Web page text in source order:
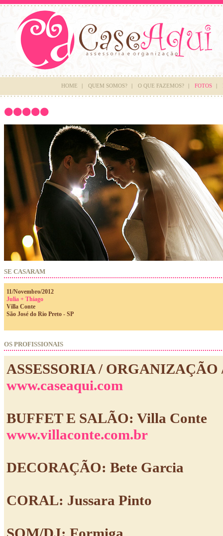
HOME | QUEM SOMOS? | O QUE FAZEMOS? | FOTOS |
SE CASARAM
11/Novembro/2012
Julia + Thiago
Villa Conte
São José do Rio Preto - SP
OS PROFISSIONAIS
ASSESSORIA /
www.caseaqui.com
BUFFET E SALÃO: Villa Conte
www.villaconte.com.br
DECORAÇÃO: Bete Garcia
CORAL: Jussara Pinto